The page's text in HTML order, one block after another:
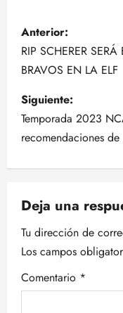
N
a
e
g
a
c
i
ó
n
Anterior:
RIP SCHERER
BRAVOS EN LA ELF
Siguiente:
Temporada 2023
recomendaciones
Deja una
Tu dirección de
Los campos
Comentario *